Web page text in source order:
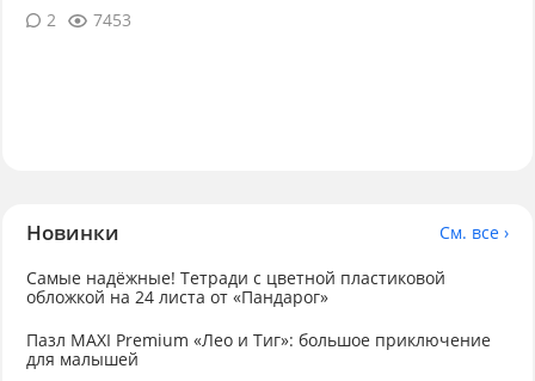
2
7453
Новинки
См. все ›
Самые надёжные! Тетради с цветной пластиковой
обложкой на 24 листа от «Пандарог»
Пазл MAXI Premium «Лео и Тиг»: большое приключение
для малышей